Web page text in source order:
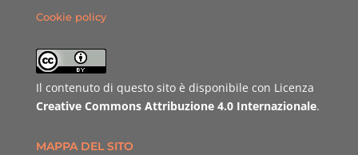
Cookie policy
Il contenuto di questo sito è disponibile con Licenza
Creative Commons Attribuzione 4.0 Internazionale.
MAPPA DEL SITO